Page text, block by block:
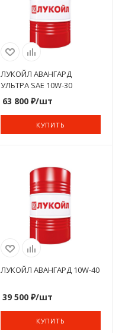
ЛУКОЙЛ АВАНГАРД
УЛЬТРА SAE 10W-30
63 800₽/шт
КУПИТЬ
ЛУКОЙЛ АВАНГАРД 10W-40
39 500₽/шт
КУПИТЬ